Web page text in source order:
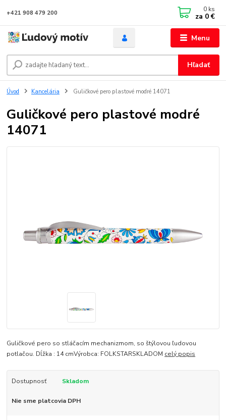
Menu
Hľadať
+421 908 479 200 0 ks
za 0 €
Úvod Kancelária Guličkové pero plastové modré 14071
Guličkové pero plastové modré
14071
Guličkové pero so stláčacím mechanizmom, so štýlovou ľudovou
potlačou. Dĺžka : 14 cmVýrobca: FOLKSTARSKLADOM celý popis
Dostupnosť Skladom
Nie sme platcovia DPH